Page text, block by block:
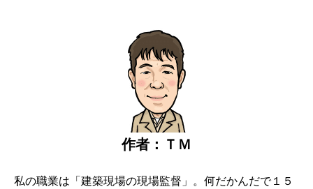
作者：ＴＭ
私の職業は「建築現場の現場監督」。 何だかんだで１５